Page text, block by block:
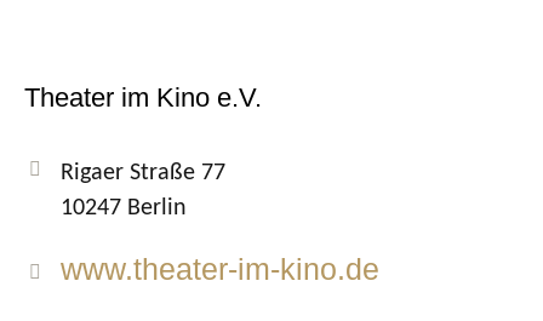
Theater im Kino e.V.
Rigaer Straße 77
10247 Berlin
www.theater-im-kino.de